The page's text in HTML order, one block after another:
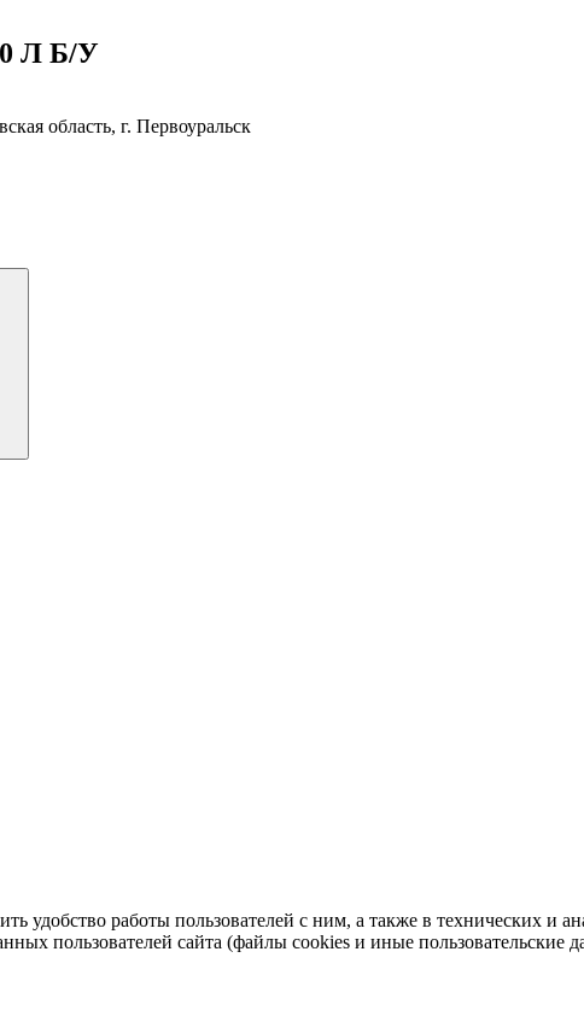
Л Б/У
область, г. Первоуральск
удобство работы пользователей с ним, а также в технических
пользователей сайта (файлы cookies и иные пользовательские